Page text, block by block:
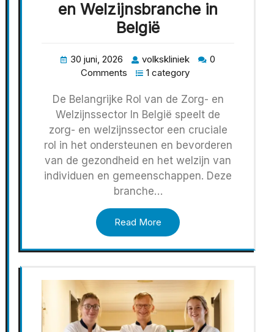
en Welzijnsbranche in
België
30 juni, 2026 volkskliniek
0
Comments
1 category
De Belangrijke Rol van de Zorg- en
Welzijnssector In België speelt de
zorg- en welzijnssector een cruciale
rol in het ondersteunen en bevorderen
van de gezondheid en het welzijn van
individuen en gemeenschappen. Deze
branche…
Read More